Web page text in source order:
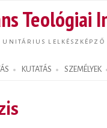
Teológiai
LELKÉSZKÉPZŐ
KUTATÁS SZEMÉLYEK